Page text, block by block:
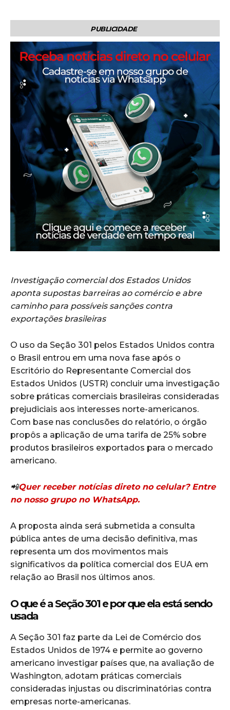
PUBLICIDADE
Investigação comercial dos Estados Unidos
aponta supostas barreiras ao comércio e abre
caminho para possíveis sanções contra
exportações brasileiras
O uso da Seção 301 pelos Estados Unidos contra
o Brasil entrou em uma nova fase após o
Escritório do Representante Comercial dos
Estados Unidos (USTR) concluir uma investigação
sobre práticas comerciais brasileiras consideradas
prejudiciais aos interesses norte-americanos.
Com base nas conclusões do relatório, o órgão
propôs a aplicação de uma tarifa de 25% sobre
produtos brasileiros exportados para o mercado
americano.
📲Quer receber notícias direto no celular? Entre
no nosso grupo no WhatsApp.
A proposta ainda será submetida a consulta
pública antes de uma decisão definitiva, mas
representa um dos movimentos mais
significativos da política comercial dos EUA em
relação ao Brasil nos últimos anos.
O que é a Seção 301 e por que ela está sendo
usada
A Seção 301 faz parte da Lei de Comércio dos
Estados Unidos de 1974 e permite ao governo
americano investigar países que, na avaliação de
Washington, adotam práticas comerciais
consideradas injustas ou discriminatórias contra
empresas norte-americanas.